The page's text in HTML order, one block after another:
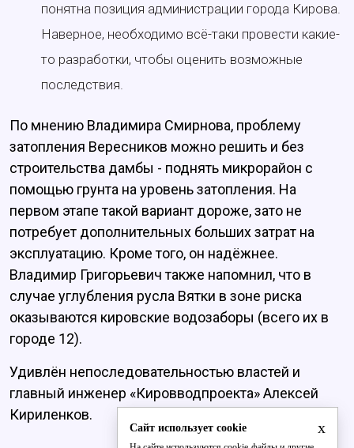
понятна позиция администрации города Кирова.
Наверное, необходимо всё-таки провести какие-
то разработки, чтобы оценить возможные
последствия.
По мнению Владимира Смирнова, проблему
затопления Вересников можно решить и без
строительства дамбы - поднять микрорайон с
помощью грунта на уровень затопления. На
первом этапе такой вариант дороже, зато не
потребует дополнительных больших затрат на
эксплуатацию. Кроме того, он надёжнее.
Владимир Григорьевич также напомнил, что в
случае углубления русла Вятки в зоне риска
оказываются кировские водозаборы (всего их в
городе 12).
Удивлён непоследовательностью властей и
главный инженер «Кировводпроекта» Алексей
Кириленков.
x
Сайт использует cookie